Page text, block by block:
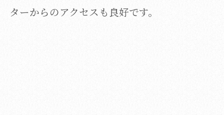
ターからのアクセスも良好です。